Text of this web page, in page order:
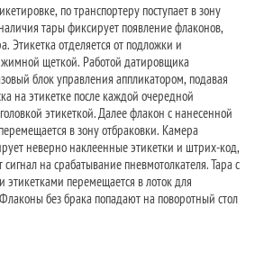
по транспортеру поступает в зону
тары фиксирует появление флаконов,
Этикетка отделяется от подложки и
щеткой. Работой датировщика
блок управления аппликатором, подавая
на этикетке после каждой очередной
этикеткой. Далее флакон с нанесенной
в зону отбраковки. Камера
неверно наклеенные этикетки и штрих-код,
сигнал на срабатывание пневмотолкателя. Тара с
перемещается в лоток для
без брака попадают на поворотный стол